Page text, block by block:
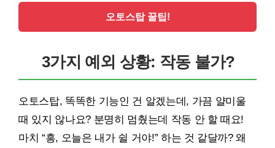
오토스탑 꿀팁!
3가지 예외 상황: 작동 불가?
오토스탑, 똑똑한 기능인 건 알겠는데, 가끔 얄미울
때 있지 않나요? 분명히 멈췄는데 작동 안 할 때요!
마치 “흥, 오늘은 내가 쉴 거야!” 하는 것 같달까? 왜